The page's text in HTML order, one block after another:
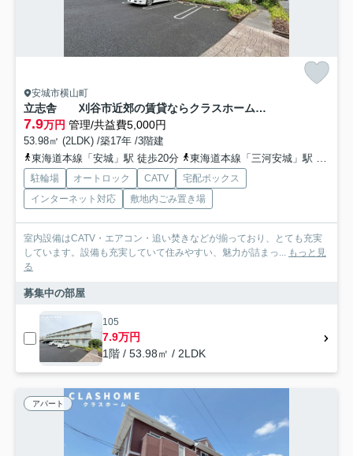
安城市横山町
立志舎 刈谷市近郊の賃貸ならクラスホーム刈谷店
7.9万円 管理/共益費5,000円
53.98㎡ (2LDK) /築17年 /3階建
東海道本線「安城」駅 徒歩20分
東海道本線「三河安城」駅 徒歩25分
駐輪場 オートロック CATV
宅配ボックス
インターネット対応
敷地内ごみ置き場
室内設備はCATV・エアコン・追い焚きなどが揃っており、とても充実
しています。設備も充実していて住みやすい、魅力が詰まっ... もっと見
る
募集中の部屋
105
7.9万円
1階 / 53.98㎡ / 2LDK
アパート